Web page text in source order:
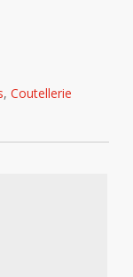
, Coutellerie